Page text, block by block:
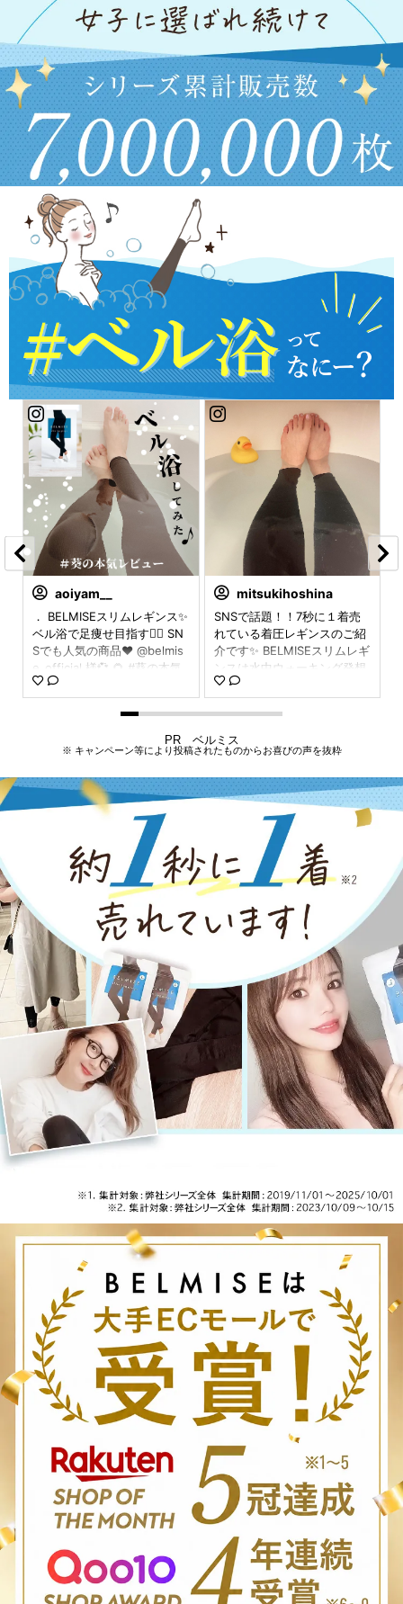
aoiyam__
． BELMISEスリムレギンス✨
ベル浴で足痩せ目指す❤️‍🔥 SN
Sでも人気の商品❤️ @belmis
e_official 様💞 🌻 #葵の本気
レビュー 🌻 寒いので湯船に
浸かるようになりました🧼💞
せっかくなら長く入る間に美
活したいなと。 このレギンス
を履いて「ベル浴」✨という
てみました💞 普段使いもでき
るこのレギンスですが、 着圧
がとにかくすごい‼️ 履くの大
変だったくらいぴっちり着き
ます👖💦💦 履きながら下半身
にアプローチしてくれるの
で、 ながら美脚✨を目指せる
らしいです🍓 お風呂にレギン
ス履いて入るのは初めて😂で
したが 苦しさもないし、むく
みがとれるのか ゆったりまっ
たり♨️ 良きバスタイムになり
ました💞 ❤️‍🔥普通に入るより
も代謝が上がる❤️‍🔥 とのこと
で、体すごく温まったかんじ
でした☺️ これでリンパ流すマ
ッサージとかすると さらに良
いかも。 ゆっくりお風呂浸か
りながら美脚に なりたいっっ
っ😂❣️❣️ 美活グッズがどんど
ん増えていくわ💞 🌻🌻🌻🌻 👇
人気の着圧レギンスでベル浴
♨️👇 pr @belmise_official #ベ
ミススリムレギンス #着圧レ
ギンス #美脚ケア #浮腫ケア
#むくみ解消 #着圧 #美脚に
なりたい #下半身痩せ #お風
呂好き #お風呂美容 #ながら
ダイエット #ながら美容 #痩
せたい人と繋がりたい #ダイ
エット #美活 #美容好きな人
と繋がりたい #美脚美人 #お
風呂タイム #instagood #inst
abeauty #halloween #phot
ooftheday #bathtime #beau
tifulpeople #japanese #legg
mitsukihoshina
SNSで話題！！7秒に１着売
れている着圧レギンスのご紹
介です✨ BELMISEスリムレギ
ンスは水中ウォーキング発想
の適度な負荷で履いてカロリ
ー消費率アップ✨いつでもど
こでも水中ウォーキングして
いるのと同じ感じになるのだ
そうです🏊‍♀️ サイズ交換の対
圧なので履くの少し大変だけ
ど頑張って！！履いたら着圧
をすごく実感しました。 適度
な締め付けが心地よいです☺️
そしてデザインもシンプルな
黒なので使いやすい！！おす
すめです。 pr @belmise_offi
cial #ベルミス #ベル浴 #入浴
#ベルミススリムレギンス #
着圧レギンス #美脚ケア #浮
※ キャンペーン等により投稿されたものからお喜びの声を抜粋
PR ベルミス